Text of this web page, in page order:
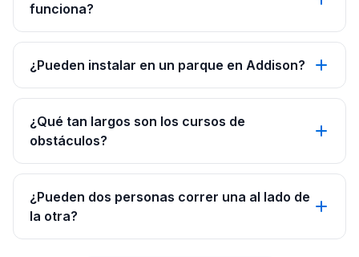
funciona?
¿Pueden instalar en un parque en Addison?
¿Qué tan largos son los cursos de
obstáculos?
¿Pueden dos personas correr una al lado de
la otra?